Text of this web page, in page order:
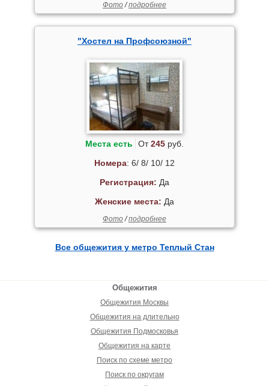
Фото/подробнее
"Хостел на Профсоюзной"
Места есть От245руб.
Номера: 6/ 8/ 10/ 12
Регистрация: Да
Женские места: Да
Фото/подробнее
Все общежития у метро Теплый Стан
Общежития
Общежития Москвы
Общежития на длительно
Общежития Подмосковья
Общежития на карте
Поиск по схеме метро
Поиск по округам